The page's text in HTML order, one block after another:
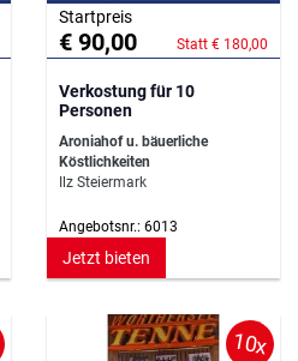
Startpreis
€ 90,00 Statt € 180,00
Verkostung für 10
Personen
Aroniahof u. bäuerliche
Köstlichkeiten
Ilz Steiermark
Angebotsnr.: 6013
Jetzt bieten
10x